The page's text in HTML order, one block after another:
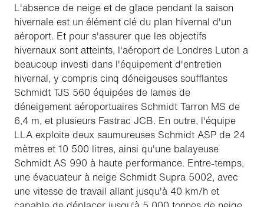
L'absence de neige et de glace pendant la saison
hivernale est un élément clé du plan hivernal d'un
aéroport. Et pour s'assurer que les objectifs
hivernaux sont atteints, l'aéroport de Londres Luton a
beaucoup investi dans l'équipement d'entretien
hivernal, y compris cinq déneigeuses soufflantes
Schmidt TJS 560 équipées de lames de
déneigement aéroportuaires Schmidt Tarron MS de
6,4 m, et plusieurs Fastrac JCB. En outre, l'équipe
LLA exploite deux saumureuses Schmidt ASP de 24
mètres et 10 500 litres, ainsi qu'une balayeuse
Schmidt AS 990 à haute performance. Entre-temps,
une évacuateur à neige Schmidt Supra 5002, avec
une vitesse de travail allant jusqu'à 40 km/h et